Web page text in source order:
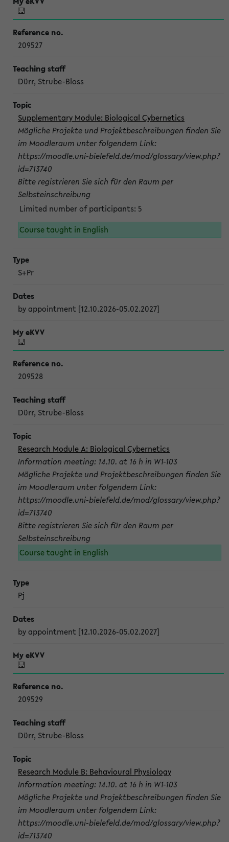
209527
Dürr, Strube-Bloss
Supplementary Module: Biological Cybernetics
Mögliche Projekte und Projektbeschreibungen finden Sie
im Moodleraum unter folgendem Link:
https://moodle.uni-bielefeld.de/mod/glossary/view.php?
id=713740
Bitte registrieren Sie sich für den Raum per
Selbsteinschreibung
Limited number of participants: 5
Course taught in English
S+Pr
by appointment [12.10.2026-05.02.2027]
209528
Dürr, Strube-Bloss
Research Module A: Biological Cybernetics
Information meeting: 14.10. at 16 h in W1-103
Mögliche Projekte und Projektbeschreibungen finden Sie
im Moodleraum unter folgendem Link:
https://moodle.uni-bielefeld.de/mod/glossary/view.php?
id=713740
Bitte registrieren Sie sich für den Raum per
Selbsteinschreibung
Course taught in English
Pj
by appointment [12.10.2026-05.02.2027]
209529
Dürr, Strube-Bloss
Research Module B: Behavioural Physiology
Information meeting: 14.10. at 16 h in W1-103
Mögliche Projekte und Projektbeschreibungen finden Sie
im Moodleraum unter folgendem Link:
https://moodle.uni-bielefeld.de/mod/glossary/view.php?
id=713740